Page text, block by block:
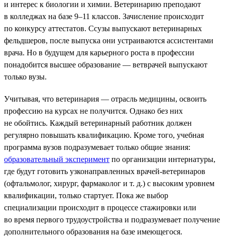
и интерес к биологии и химии. Ветеринарию преподают
в колледжах на базе 9–11 классов. Зачисление происходит
по конкурсу аттестатов. Ссузы выпускают ветеринарных
фельдшеров, после выпуска они устраиваются ассистентами
врача. Но в будущем для карьерного роста в профессии
понадобится высшее образование — ветврачей выпускают
только вузы.
Учитывая, что ветеринария — отрасль медицины, освоить
профессию на курсах не получится. Однако без них
не обойтись. Каждый ветеринарный работник должен
регулярно повышать квалификацию. Кроме того, учебная
программа вузов подразумевает только общие знания:
образовательный эксперимент по организации интернатуры,
где будут готовить узконаправленных врачей-ветеринаров
(офтальмолог, хирург, фармаколог и т. д.) с высоким уровнем
квалификации, только стартует. Пока же выбор
специализации происходит в процессе стажировки или
во время первого трудоустройства и подразумевает получение
дополнительного образования на базе имеющегося.